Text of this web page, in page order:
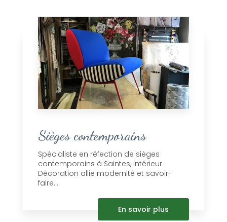
Sièges contemporains
Spécialiste en réfection de sièges
contemporains à Saintes, Intérieur
Décoration allie modernité et savoir-
faire....
En savoir plus